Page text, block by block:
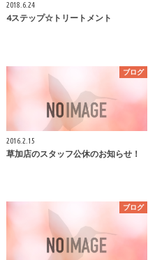
2018.6.24
4ステップ☆トリートメント
ブログ
2016.2.15
草加店のスタッフ公休のお知らせ！
ブログ